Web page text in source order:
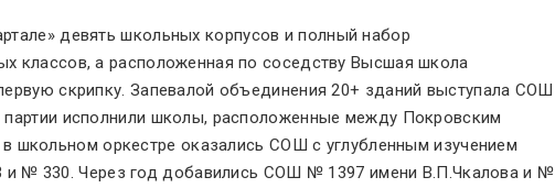
»девять школьных корпусов и полный набор
классов, а расположенная по соседству Высшая школа
скрипку. Запевалой объединения 20+ зданий выступала СОШ
исполнили школы, расположенные между Покровским
школьном оркестре оказались СОШ с углубленным изучением
№ 330. Через год добавились СОШ № 1397 имени В.П.Чкалова и №